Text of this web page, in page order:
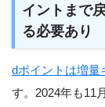
イントまで
る必要あり
dポイントは増量
す。2024年も11